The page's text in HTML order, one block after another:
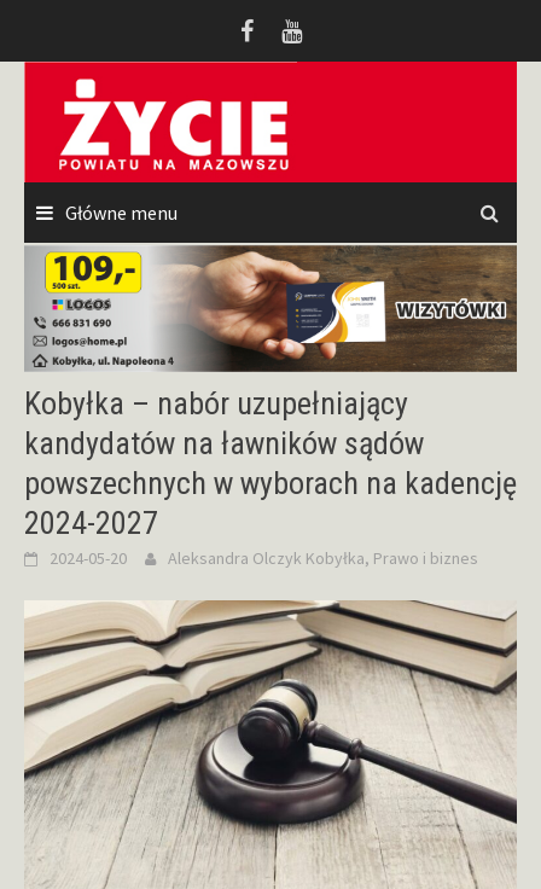
Główne menu
Kobyłka – nabór uzupełniający
kandydatów na ławników sądów
powszechnych w wyborach na kadencję
2024-2027
2024-05-20 Aleksandra Olczyk Kobyłka, Prawo i biznes